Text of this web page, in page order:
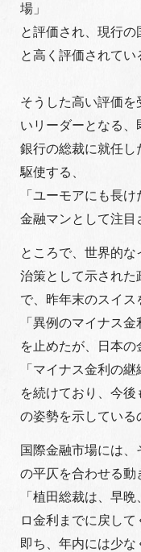
場」
と評価され、現行
と高く評価されてい
そうした高い評価
いリーダーとなる
銀行の総裁に就任
駆使する、
「ユーモアにも長け
金融マンとして注目
ところで、世界的
治策として示された
で、昨年末のスイス
「異例のマイナス金
を止めたが、日本の
「マイナス金利の
を続けており、今
の姿勢を示している
国際金融市場には、
の平仄を合わせる動
「植田総裁は、早
ロ金利までに戻して
即ち、年内には少な